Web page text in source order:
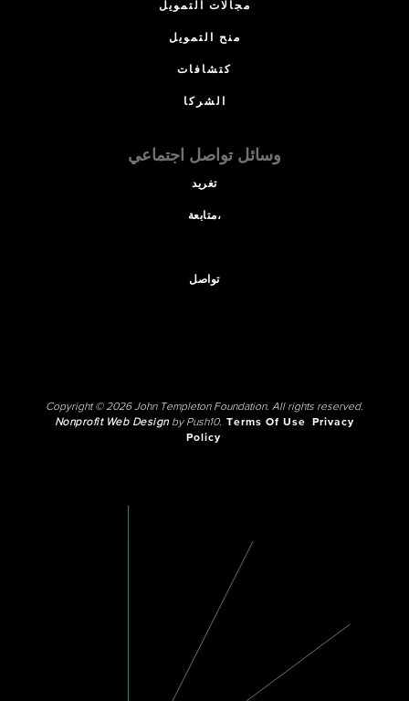
مجالات التمويل
منح التمويل
كتشافات
الشركا
وسائل تواصل اجتماعي
تغريد
متابعة،
تواصل
Copyright © 2026 John Templeton Foundation. All rights reserved.
Nonprofit Web Designby Push10. Terms Of Use
Privacy
Policy